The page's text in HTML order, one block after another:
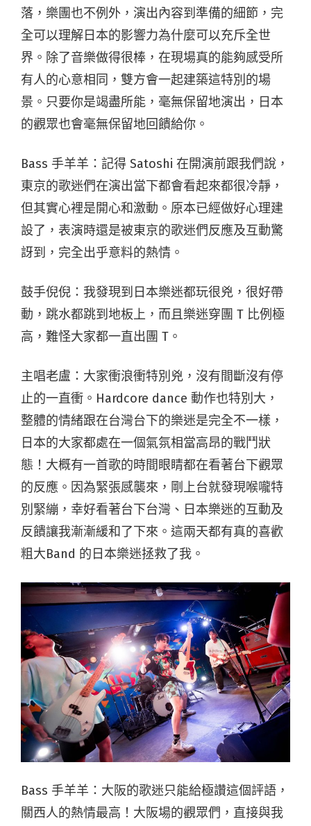
落，樂團也不例外，演出內容到準備的細節，完
全可以理解日本的影響力為什麼可以充斥全世
界。除了音樂做得很棒，在現場真的能夠感受所
有人的心意相同，雙方會一起建築這特別的場
景。只要你是竭盡所能，毫無保留地演出，日本
的觀眾也會毫無保留地回饋給你。
Bass 手羊羊： 記得 Satoshi 在開演前跟我們說，
東京的歌迷們在演出當下都會看起來都很冷靜，
但其實心裡是開心和激動。原本已經做好心理建
設了，表演時還是被東京的歌迷們反應及互動驚
訝到，完全出乎意料的熱情。
鼓手倪倪：我發現到日本樂迷都玩很兇，很好帶
動，跳水都跳到地板上，而且樂迷穿團 T 比例極
高，難怪大家都一直出團 T。
主唱老盧：大家衝浪衝特別兇，沒有間斷沒有停
止的一直衝。Hardcore dance 動作也特別大，
整體的情緒跟在台灣台下的樂迷是完全不一樣，
日本的大家都處在一個氣氛相當高昂的戰鬥狀
態！大概有一首歌的時間眼睛都在看著台下觀眾
的反應。因為緊張感襲來，剛上台就發現喉嚨特
別緊繃，幸好看著台下台灣、日本樂迷的互動及
反饋讓我漸漸緩和了下來。這兩天都有真的喜歡
粗大Band 的日本樂迷拯救了我。
Bass 手羊羊： 大阪的歌迷只能給極讚這個評語，
關西人的熱情最高！大阪場的觀眾們，直接與我